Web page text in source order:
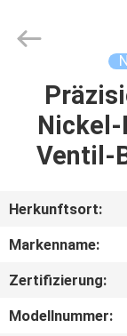
HAUS
PRODUKTE
VIDEOS
UNS
Forging
Co.,LTD..
Ventil-
Herkunftsort:
Markenname:
Zertifizierung:
Modellnummer: